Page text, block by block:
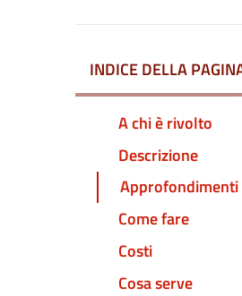
INDICE DELLA
A chi è rivolto
Descrizione
Approfondimenti
Come fare
Costi
Cosa serve